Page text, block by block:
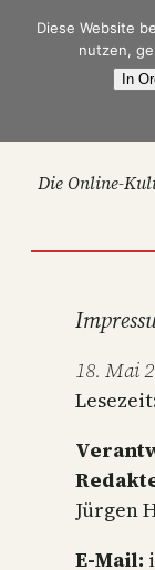
Zum
Die Online-
18. Mai
Jürgen
E-Mail:
Diese Website
nutzen,
In